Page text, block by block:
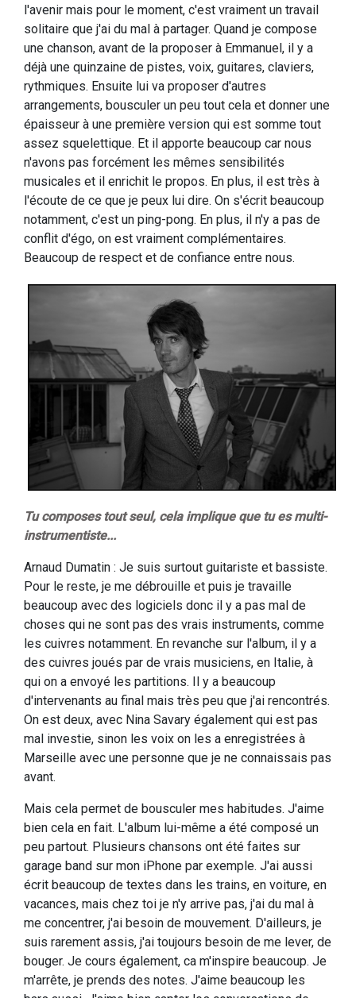
l'avenir mais pour le moment, c'est vraiment un travail
solitaire que j'ai du mal à partager. Quand je compose
une chanson, avant de la proposer à Emmanuel, il y a
déjà une quinzaine de pistes, voix, guitares, claviers,
rythmiques. Ensuite lui va proposer d'autres
arrangements, bousculer un peu tout cela et donner une
épaisseur à une première version qui est somme tout
assez squelettique. Et il apporte beaucoup car nous
n'avons pas forcément les mêmes sensibilités
musicales et il enrichit le propos. En plus, il est très à
l'écoute de ce que je peux lui dire. On s'écrit beaucoup
notamment, c'est un ping-pong. En plus, il n'y a pas de
conflit d'égo, on est vraiment complémentaires.
Beaucoup de respect et de confiance entre nous.
Tu composes tout seul, cela implique que tu es multi-
instrumentiste...
Arnaud Dumatin : Je suis surtout guitariste et bassiste.
Pour le reste, je me débrouille et puis je travaille
beaucoup avec des logiciels donc il y a pas mal de
choses qui ne sont pas des vrais instruments, comme
les cuivres notamment. En revanche sur l'album, il y a
des cuivres joués par de vrais musiciens, en Italie, à
qui on a envoyé les partitions. Il y a beaucoup
d'intervenants au final mais très peu que j'ai rencontrés.
On est deux, avec Nina Savary également qui est pas
mal investie, sinon les voix on les a enregistrées à
Marseille avec une personne que je ne connaissais pas
avant.
Mais cela permet de bousculer mes habitudes. J'aime
bien cela en fait. L'album lui-même a été composé un
peu partout. Plusieurs chansons ont été faites sur
garage band sur mon iPhone par exemple. J'ai aussi
écrit beaucoup de textes dans les trains, en voiture, en
vacances, mais chez toi je n'y arrive pas, j'ai du mal à
me concentrer, j'ai besoin de mouvement. D'ailleurs, je
suis rarement assis, j'ai toujours besoin de me lever, de
bouger. Je cours également, ca m'inspire beaucoup. Je
m'arrête, je prends des notes. J'aime beaucoup les